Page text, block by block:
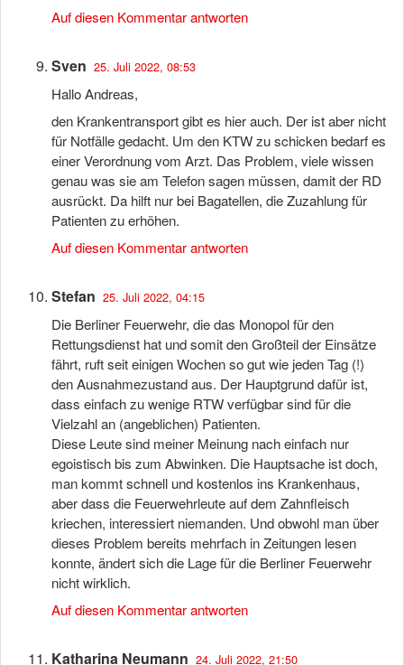
Auf diesen Kommentar antworten
Sven 25. Juli 2022, 08:53
Hallo Andreas,
den Krankentransport gibt es hier auch. Der ist aber nicht
für Notfälle gedacht. Um den KTW zu schicken bedarf es
einer Verordnung vom Arzt. Das Problem, viele wissen
genau was sie am Telefon sagen müssen, damit der RD
ausrückt. Da hilft nur bei Bagatellen, die Zuzahlung für
Patienten zu erhöhen.
Auf diesen Kommentar antworten
Stefan 25. Juli 2022, 04:15
Die Berliner Feuerwehr, die das Monopol für den
Rettungsdienst hat und somit den Großteil der Einsätze
fährt, ruft seit einigen Wochen so gut wie jeden Tag (!)
den Ausnahmezustand aus. Der Hauptgrund dafür ist,
dass einfach zu wenige RTW verfügbar sind für die
Vielzahl an (angeblichen) Patienten.
Diese Leute sind meiner Meinung nach einfach nur
egoistisch bis zum Abwinken. Die Hauptsache ist doch,
man kommt schnell und kostenlos ins Krankenhaus,
aber dass die Feuerwehrleute auf dem Zahnfleisch
kriechen, interessiert niemanden. Und obwohl man über
dieses Problem bereits mehrfach in Zeitungen lesen
konnte, ändert sich die Lage für die Berliner Feuerwehr
nicht wirklich.
Auf diesen Kommentar antworten
Katharina Neumann 24. Juli 2022, 21:50